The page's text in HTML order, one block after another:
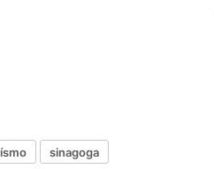
sinagoga